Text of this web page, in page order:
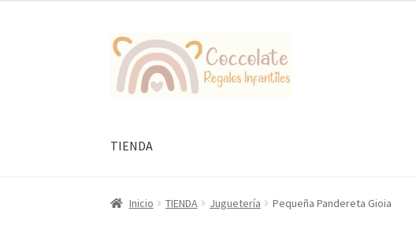
Ir
la
Ir
al
contenido
TIENDA
Inicio TIENDA Juguetería Pequeña Pandereta Gioia